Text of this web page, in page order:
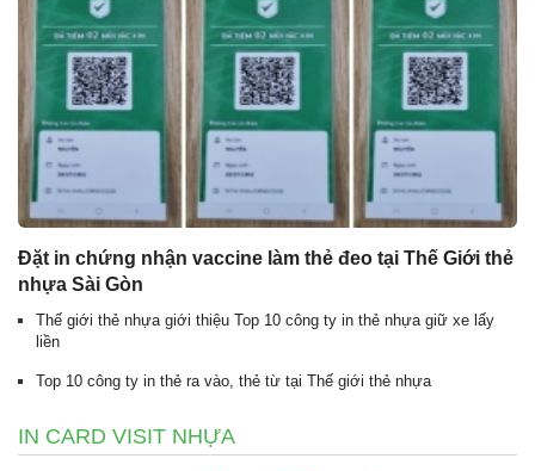
Đặt in chứng nhận vaccine làm thẻ đeo tại Thế Giới thẻ
nhựa Sài Gòn
Thế giới thẻ nhựa giới thiệu Top 10 công ty in thẻ nhựa giữ xe lấy
liền
Top 10 công ty in thẻ ra vào, thẻ từ tại Thế giới thẻ nhựa
IN CARD VISIT NHỰA